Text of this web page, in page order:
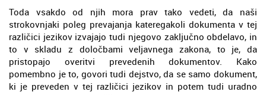
Toda vsakdo od njih mora prav tako vedeti, da naši
strokovnjaki poleg prevajanja kateregakoli dokumenta v tej
različici jezikov izvajajo tudi njegovo zaključno obdelavo, in
to v skladu z določbami veljavnega zakona, to je, da
pristopajo overitvi prevedenih dokumentov. Kako
pomembno je to, govori tudi dejstvo, da se samo dokument,
ki je preveden v tej različici jezikov in potem tudi uradno